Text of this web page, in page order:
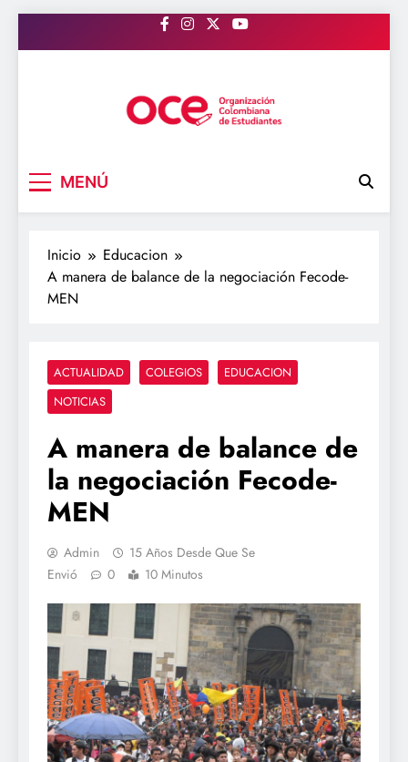
al
MENÚ
Inicio
Educacion
A manera de balance de la negociación Fecode-
MEN
ACTUALIDAD COLEGIOS
EDUCACION
NOTICIAS
A manera de balance de
la negociación Fecode-
MEN
Admin
15 Años Desde Que Se
Envió
0 10 Minutos